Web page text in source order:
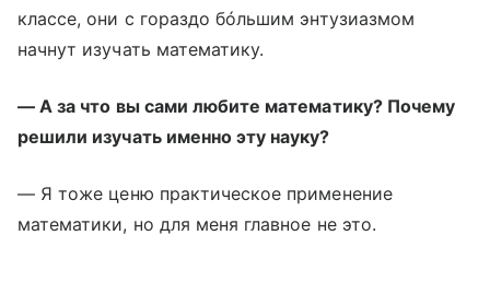
классе, они с гораздо бóльшим энтузиазмом
начнут изучать математику.
— А за что вы сами любите математику? Почему
решили изучать именно эту науку?
— Я тоже ценю практическое применение
математики, но для меня главное не это.